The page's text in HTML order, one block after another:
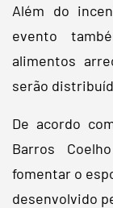
Além do
evento
alimentos
serão
De acordo
Barros
fomentar o
desenvolvido